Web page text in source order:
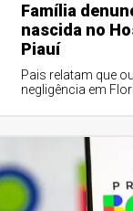
Família
nascida no
Piauí
Pais relatam que
negligência em